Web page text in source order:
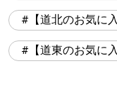
【道北のお気に
【道東のお気に